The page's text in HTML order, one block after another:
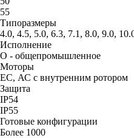
55
Типоразмеры
4.0, 4.5, 5.0, 6.3, 7.1, 8.0, 9.0,
Исполнение
О - общепромышленное
Моторы
ЕС, АС с внутренним ротором
Защита
IP54
IP55
Готовые конфигурации
Более 1000